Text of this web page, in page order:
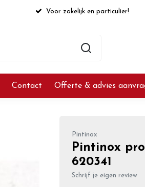
Voor zakelijk en particulier!
Contact Offerte & advies
Pintinox
Pintinox
620341
Schrijf je eigen review